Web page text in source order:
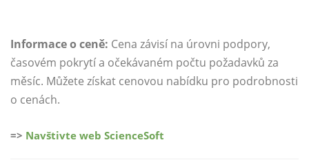
Informace o ceně: Cena závisí na úrovni podpory,
časovém pokrytí a očekávaném počtu požadavků za
měsíc. Můžete získat cenovou nabídku pro podrobnosti
o cenách.
=> Navštivte web ScienceSoft